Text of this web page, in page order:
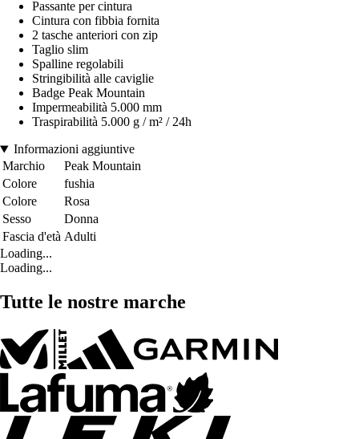
Passante per cintura
Cintura con fibbia fornita
2 tasche anteriori con zip
Taglio slim
Spalline regolabili
Stringibilità alle caviglie
Badge Peak Mountain
Impermeabilità 5.000 mm
Traspirabilità 5.000 g / m² / 24h
Informazioni aggiuntive
Marchio
Peak Mountain
Colore
fushia
Colore
Rosa
Sesso
Donna
Fascia d'età Adulti
Loading...
Loading...
Tutte le nostre marche